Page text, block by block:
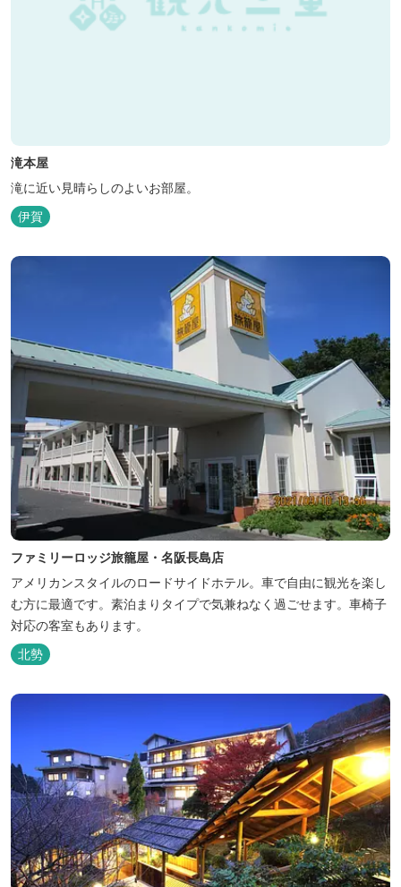
滝本屋
滝に近い見晴らしのよいお部屋。
伊賀
ファミリーロッジ旅籠屋・名阪長島店
アメリカンスタイルのロードサイドホテル。車で自由に観光を楽し
む方に最適です。素泊まりタイプで気兼ねなく過ごせます。車椅子
対応の客室もあります。
北勢